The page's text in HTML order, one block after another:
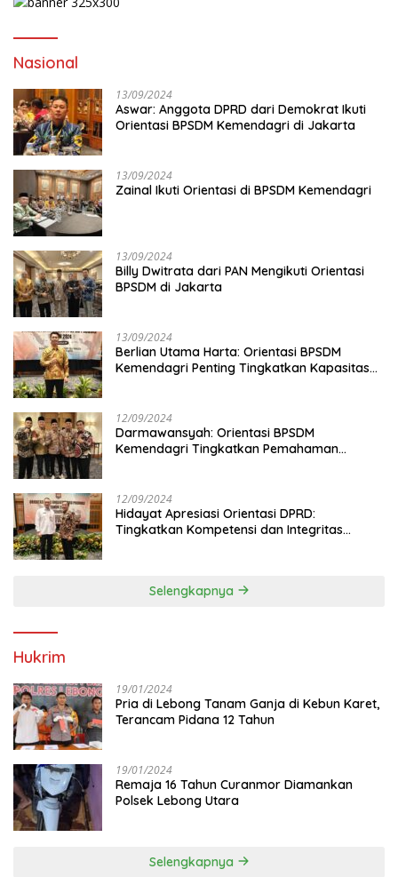
Nasional
13/09/2024
Aswar: Anggota DPRD dari Demokrat Ikuti
Orientasi BPSDM Kemendagri di Jakarta
13/09/2024
Zainal Ikuti Orientasi di BPSDM Kemendagri
13/09/2024
Billy Dwitrata dari PAN Mengikuti Orientasi
BPSDM di Jakarta
13/09/2024
Berlian Utama Harta: Orientasi BPSDM
Kemendagri Penting Tingkatkan Kapasitas
12/09/2024
Darmawansyah: Orientasi BPSDM
Kemendagri Tingkatkan Pemahaman
12/09/2024
Hidayat Apresiasi Orientasi DPRD:
Tingkatkan Kompetensi dan Integritas
Selengkapnya
Hukrim
19/01/2024
Pria di Lebong Tanam Ganja di Kebun Karet,
Terancam Pidana 12 Tahun
19/01/2024
Remaja 16 Tahun Curanmor Diamankan
Polsek Lebong Utara
Selengkapnya